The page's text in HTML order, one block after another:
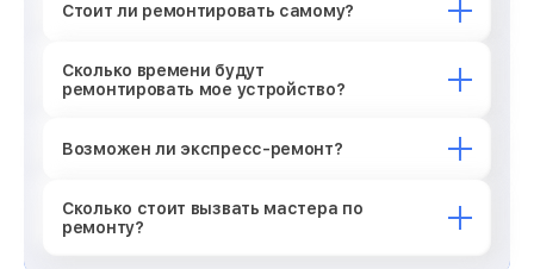
Стоит ли ремонтировать самому?
Сколько времени будут
ремонтировать мое устройство?
Возможен ли экспресс-ремонт?
Сколько стоит вызвать мастера по
ремонту?